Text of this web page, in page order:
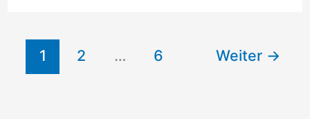
1 2 … 6 Weiter →